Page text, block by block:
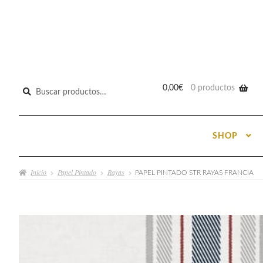
Buscar
0,00€ 0 productos
SHOP
Inicio Papel Pintado Rayas PAPEL PINTADO STR RAYAS FRANCIA